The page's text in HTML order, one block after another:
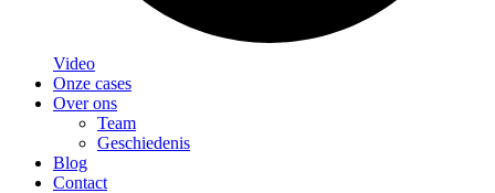
Video
Onze cases
Over ons
Team
Geschiedenis
Blog
Contact